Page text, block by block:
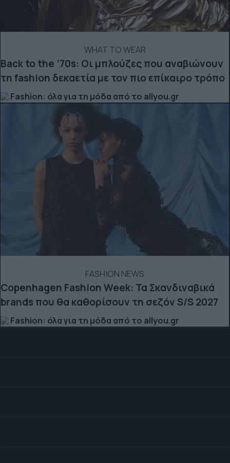
WHAT TO WEAR
Back to the ’70s: Οι μπλούζες που αναβιώνουν
τη fashion δεκαετία με τον πιο επίκαιρο τρόπο
Fashion: όλα για τη μόδα από το allyou.gr
FASHION NEWS
Copenhagen Fashion Week: Τα Σκανδιναβικά
brands που θα καθορίσουν τη σεζόν S/S 2027
Fashion: όλα για τη μόδα από το allyou.gr